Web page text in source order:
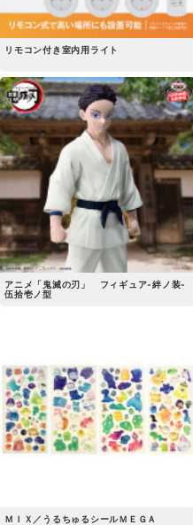
リモコン付き室内用ライト
アニメ「鬼滅の刃」 フィギュア-絆ノ装-
伍拾壱ノ型
ＭＩＸ／うるちゅるシールＭＥＧＡ